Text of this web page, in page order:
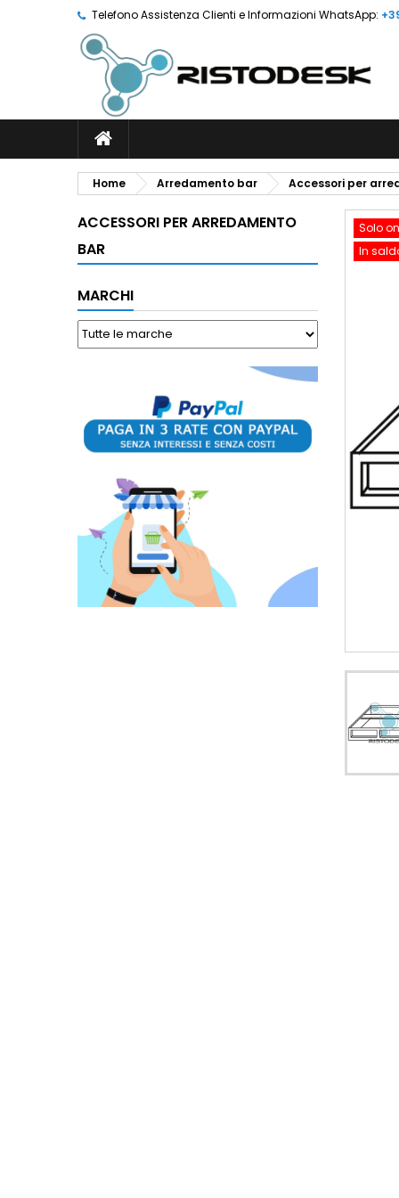
Telefono Assistenza Clienti e Informazioni WhatsApp:
Home Arredamento bar Accessori per
ACCESSORI PER ARREDAMENTO
BAR
MARCHI
Solo
In